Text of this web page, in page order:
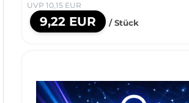
UVP 10,15 EUR
9,22 EUR / Stück